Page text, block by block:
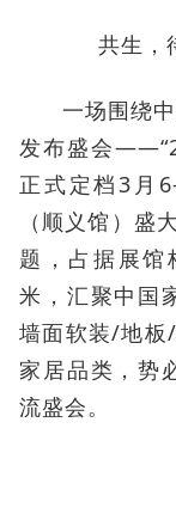
共生，
一场围绕
发布盛会
正式定档3月
（顺义馆）盛
题，占据展馆
米，汇聚中国
墙面软装/地
家居品类，势
流盛会。